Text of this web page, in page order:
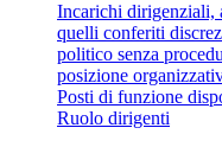
Incarichi dirigenziali,
quelli conferiti
politico senza
posizione
Posti di funzione
Ruolo dirigenti